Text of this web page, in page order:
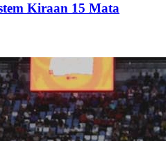
Kiraan 15 Mata